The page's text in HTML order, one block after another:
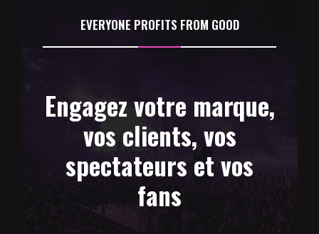
EVERYONE PROFITS FROM GOOD
Engagez votre marque,
vos clients, vos
spectateurs et vos
fans